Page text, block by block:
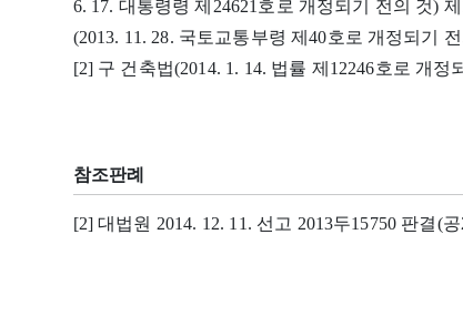
6. 17. 대통령령 제24621호로 개정되기 전의 것)
(2013. 11. 28. 국토교통부령 제40호로 개정되기
[2] 구 건축법(2014. 1. 14. 법률 제12246호로 개
참조판례
[2] 대법원 2014. 12. 11. 선고 2013두15750 판결(